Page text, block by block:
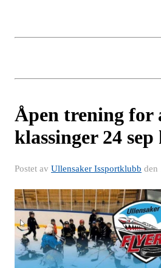
Åpen trening for
klassinger 24 sep
Postet av Ullensaker Issportklubb den